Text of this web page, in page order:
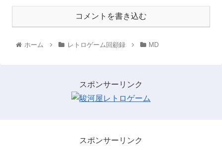
コメントを書き込む
ホーム レトロゲーム回顧録 MD
スポンサーリンク
スポンサーリンク